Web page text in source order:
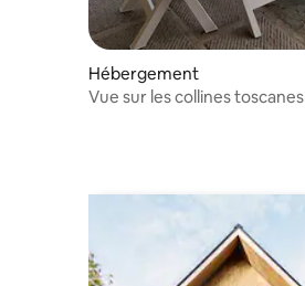
Hébergement
Vue sur les collines toscanes